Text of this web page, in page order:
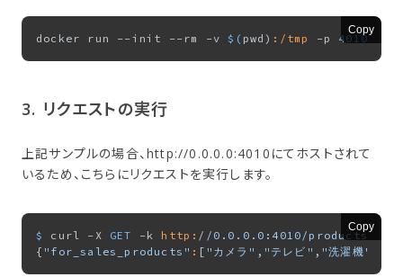
Copy
docker run --init --rm -v $( pwd) :/tmp -p 4010:
3. リクエストの​実行
上記サンプルの場合、http://0.0.0.0:4010にてホストされて
いるため、こちらにリクエストを実行します。
Copy
$ curl -X GET -k http: / /0.0.0.0:4010/products
{ "for_sales_products" : [ "カメラ" , "テレビ" , "洗濯機"